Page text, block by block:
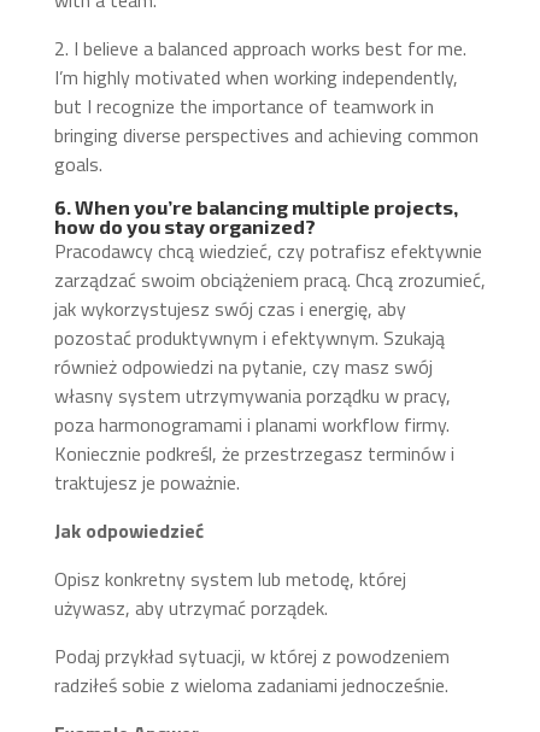
2. I believe a balanced approach works best for me.
I’m highly motivated when working independently,
but I recognize the importance of teamwork in
bringing diverse perspectives and achieving common
goals.
6. When you’re balancing multiple projects,
how do you stay organized?
Pracodawcy chcą wiedzieć, czy potrafisz efektywnie
zarządzać swoim obciążeniem pracą. Chcą zrozumieć,
jak wykorzystujesz swój czas i energię, aby
pozostać produktywnym i efektywnym. Szukają
również odpowiedzi na pytanie, czy masz swój
własny system utrzymywania porządku w pracy,
poza harmonogramami i planami workflow firmy.
Koniecznie podkreśl, że przestrzegasz terminów i
traktujesz je poważnie.
Jak odpowiedzieć
Opisz konkretny system lub metodę, której
używasz, aby utrzymać porządek.
Podaj przykład sytuacji, w której z powodzeniem
radziłeś sobie z wieloma zadaniami jednocześnie.